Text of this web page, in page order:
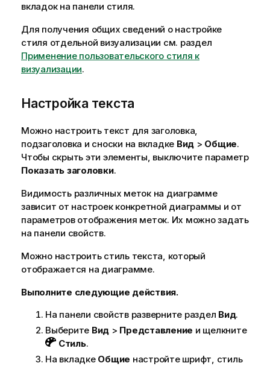
вкладок на панели стиля.
Для получения общих сведений о настройке
стиля отдельной визуализации см. раздел
Применение пользовательского стиля к
визуализации.
Настройка текста
Можно настроить текст для заголовка,
подзаголовка и сноски на вкладке Вид > Общие.
Чтобы скрыть эти элементы, выключите параметр
Показать заголовки.
Видимость различных меток на диаграмме
зависит от настроек конкретной диаграммы и от
параметров отображения меток. Их можно задать
на панели свойств.
Можно настроить стиль текста, который
отображается на диаграмме.
Выполните следующие действия.
На панели свойств разверните раздел Вид.
Выберите Вид > Представление и щелкните
Стиль.
На вкладке Общие настройте шрифт, стиль